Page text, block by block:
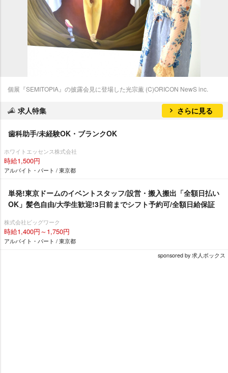
個展『SEMITOPIA』の披露会見に登場した光宗薫 (C)ORICON NewS inc.
求人特集 さらに見る
歯科助手/未経験OK・ブランクOK
ホワイトエッセンス株式会社
時給1,500円
アルバイト・パート / 東京都
単発!東京ドームのイベントスタッフ/設営・搬入搬出「全額日払い
OK」髪色自由/大学生歓迎!3日前までシフト予約可/全額日給保証
株式会社ビッグワーク
時給1,400円～1,750円
アルバイト・パート / 東京都
sponsored by 求人ボックス